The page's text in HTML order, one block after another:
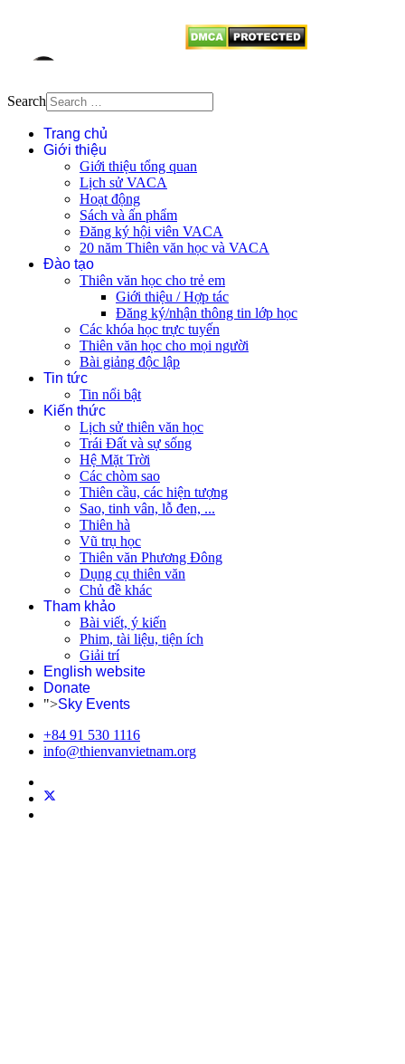
Search
Trang chủ
Giới thiệu
Giới thiệu tổng quan
Lịch sử VACA
Hoạt động
Sách và ấn phẩm
Đăng ký hội viên VACA
20 năm Thiên văn học và VACA
Đào tạo
Thiên văn học cho trẻ em
Giới thiệu / Hợp tác
Đăng ký/nhận thông tin lớp học
Các khóa học trực tuyến
Thiên văn học cho mọi người
Bài giảng độc lập
Tin tức
Tin nổi bật
Kiến thức
Lịch sử thiên văn học
Trái Đất và sự sống
Hệ Mặt Trời
Các chòm sao
Thiên cầu, các hiện tượng
Sao, tinh vân, lỗ đen, ...
Thiên hà
Vũ trụ học
Thiên văn Phương Đông
Dụng cụ thiên văn
Chủ đề khác
Tham khảo
Bài viết, ý kiến
Phim, tài liệu, tiện ích
Giải trí
English website
Donate
">Sky Events
+84 91 530 1116
info@thienvanvietnam.org